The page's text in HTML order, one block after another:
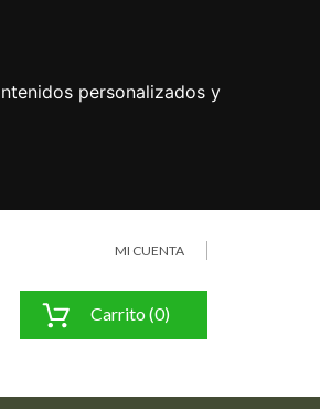
personalizados y
MI CUENTA
Carrito (0)